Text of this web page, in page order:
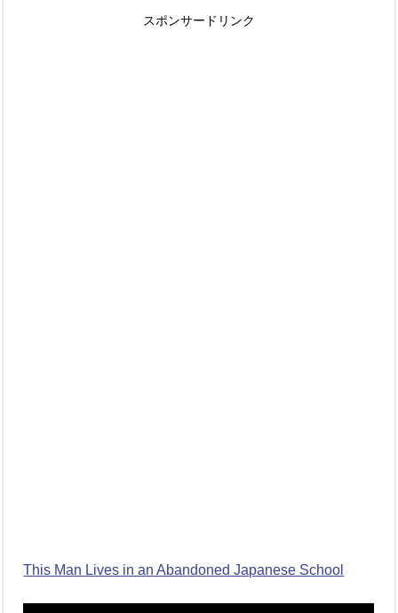
スポンサードリンク
This Man Lives in an Abandoned Japanese School